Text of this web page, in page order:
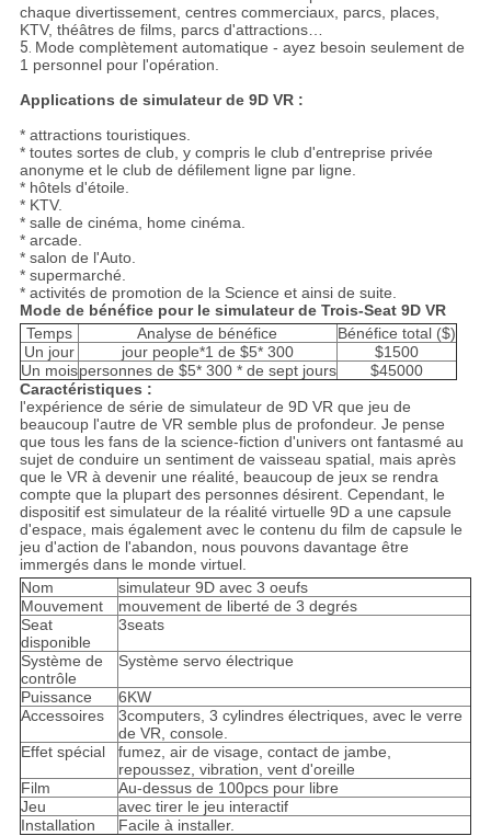
chaque divertissement, centres commerciaux, parcs, places,
KTV, théâtres de films, parcs d'attractions…
5. Mode complètement automatique - ayez besoin seulement de
1 personnel pour l'opération.
Applications de simulateur de 9D VR :
* attractions touristiques.
* toutes sortes de club, y compris le club d'entreprise privée
anonyme et le club de défilement ligne par ligne.
* hôtels d'étoile.
* KTV.
* salle de cinéma, home cinéma.
* arcade.
* salon de l'Auto.
* supermarché.
* activités de promotion de la Science et ainsi de suite.
Mode de bénéfice pour le simulateur de Trois-Seat 9D VR
Temps
Analyse de bénéfice
Bénéfice total ($)
Un jour
jour people*1 de $5* 300
$1500
Un moispersonnes de $5* 300 * de sept jours
$45000
Caractéristiques :
l'expérience de série de simulateur de 9D VR que jeu de
beaucoup l'autre de VR semble plus de profondeur. Je pense
que tous les fans de la science-fiction d'univers ont fantasmé au
sujet de conduire un sentiment de vaisseau spatial, mais après
que le VR à devenir une réalité, beaucoup de jeux se rendra
compte que la plupart des personnes désirent. Cependant, le
dispositif est simulateur de la réalité virtuelle 9D a une capsule
d'espace, mais également avec le contenu du film de capsule le
jeu d'action de l'abandon, nous pouvons davantage être
immergés dans le monde virtuel.
Nom
simulateur 9D avec 3 oeufs
Mouvement
mouvement de liberté de 3 degrés
Seat
disponible
3seats
Système de
contrôle
Système servo électrique
Puissance
6KW
Accessoires
3computers, 3 cylindres électriques, avec le verre
de VR, console.
Effet spécial
fumez, air de visage, contact de jambe,
repoussez, vibration, vent d'oreille
Film
Au-dessus de 100pcs pour libre
Jeu
avec tirer le jeu interactif
Installation
Facile à installer.